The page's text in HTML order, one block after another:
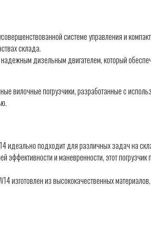
системе управления и
склада.
дизельным двигателем, который
вилочные погрузчики, разработанные с
идеально подходит для различных задач на
эффективности и маневренности, этот
изготовлен из высококачественных